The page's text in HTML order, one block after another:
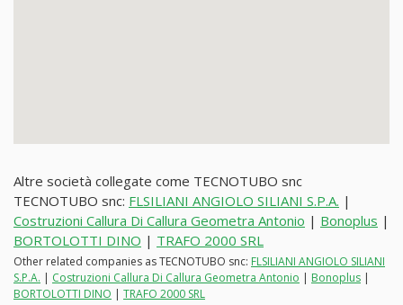
Altre società collegate come TECNOTUBO snc
TECNOTUBO snc: FLSILIANI ANGIOLO SILIANI S.P.A. |
Costruzioni Callura Di Callura Geometra Antonio | Bonoplus |
BORTOLOTTI DINO | TRAFO 2000 SRL
Other related companies as TECNOTUBO snc: FLSILIANI ANGIOLO SILIANI
S.P.A. | Costruzioni Callura Di Callura Geometra Antonio | Bonoplus |
BORTOLOTTI DINO | TRAFO 2000 SRL